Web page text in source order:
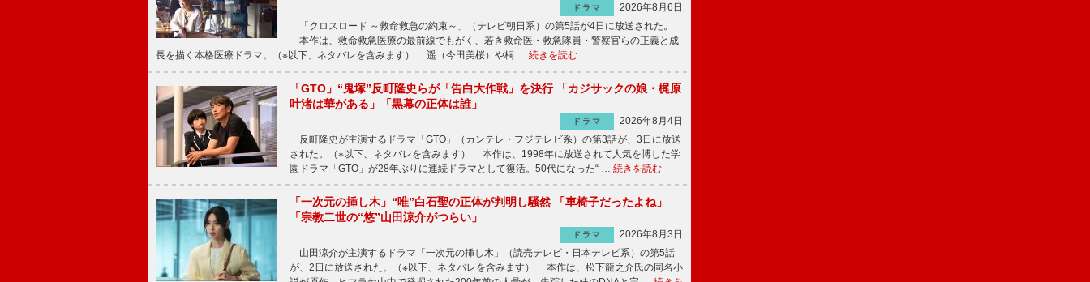
ドラマ
2026年8月6日
「クロスロード ～救命救急の約束～」（テレビ朝日系）の第5話が4日に放送された。
本作は、救命救急医療の最前線でもがく、若き救命医・救急隊員・警察官らの正義と成
長を描く本格医療ドラマ。（※以下、ネタバレを含みます） 遥（今田美桜）や桐 … 続きを読む
「GTO」“鬼塚”反町隆史らが「告白大作戦」を決行 「カジサックの娘・梶原
叶渚は華がある」「黒幕の正体は誰」
ドラマ
2026年8月4日
反町隆史が主演するドラマ「GTO」（カンテレ・フジテレビ系）の第3話が、3日に放送
された。（※以下、ネタバレを含みます） 本作は、1998年に放送されて人気を博した学
園ドラマ「GTO」が28年ぶりに連続ドラマとして復活。50代になった“ … 続きを読む
「一次元の挿し木」“唯”白石聖の正体が判明し騒然 「車椅子だったよね」
「宗教二世の“悠”山田涼介がつらい」
ドラマ
2026年8月3日
山田涼介が主演するドラマ「一次元の挿し木」（読売テレビ・日本テレビ系）の第5話
が、2日に放送された。（※以下、ネタバレを含みます） 本作は、松下龍之介氏の同名小